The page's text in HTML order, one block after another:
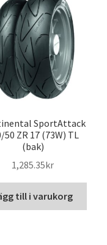
SportAttack
50 ZR 17 (73W) TL
(bak)
1,285.35kr
till i varukorg